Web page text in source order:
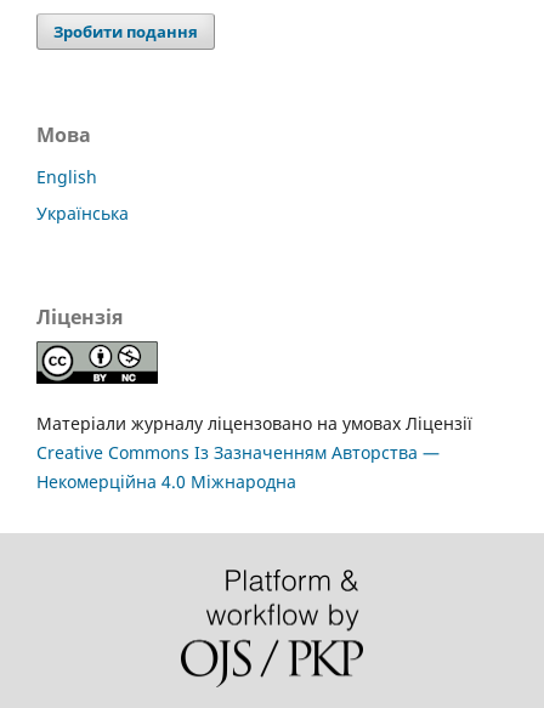
Зробити подання
Мова
English
Українська
Ліцензія
Матеріали журналу ліцензовано на умовах Ліцензії
Creative Commons Із Зазначенням Авторства —
Некомерційна 4.0 Міжнародна